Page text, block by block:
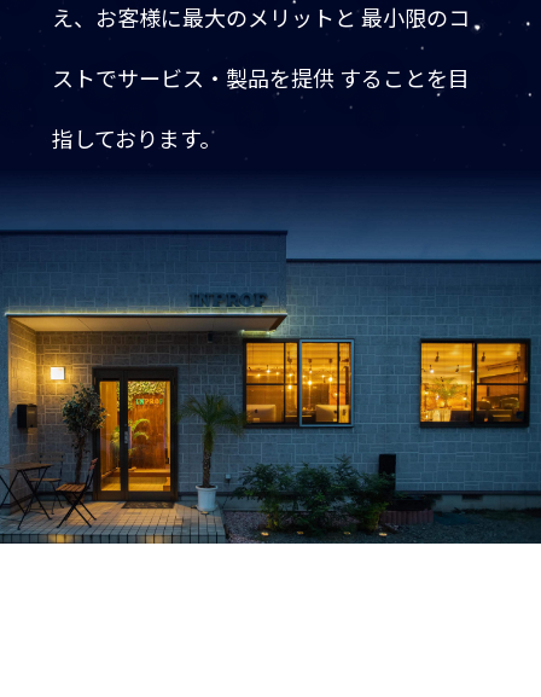
え、お客様に最大のメリットと 最小限のコ
ストでサービス・製品を提供 することを目
指しております。